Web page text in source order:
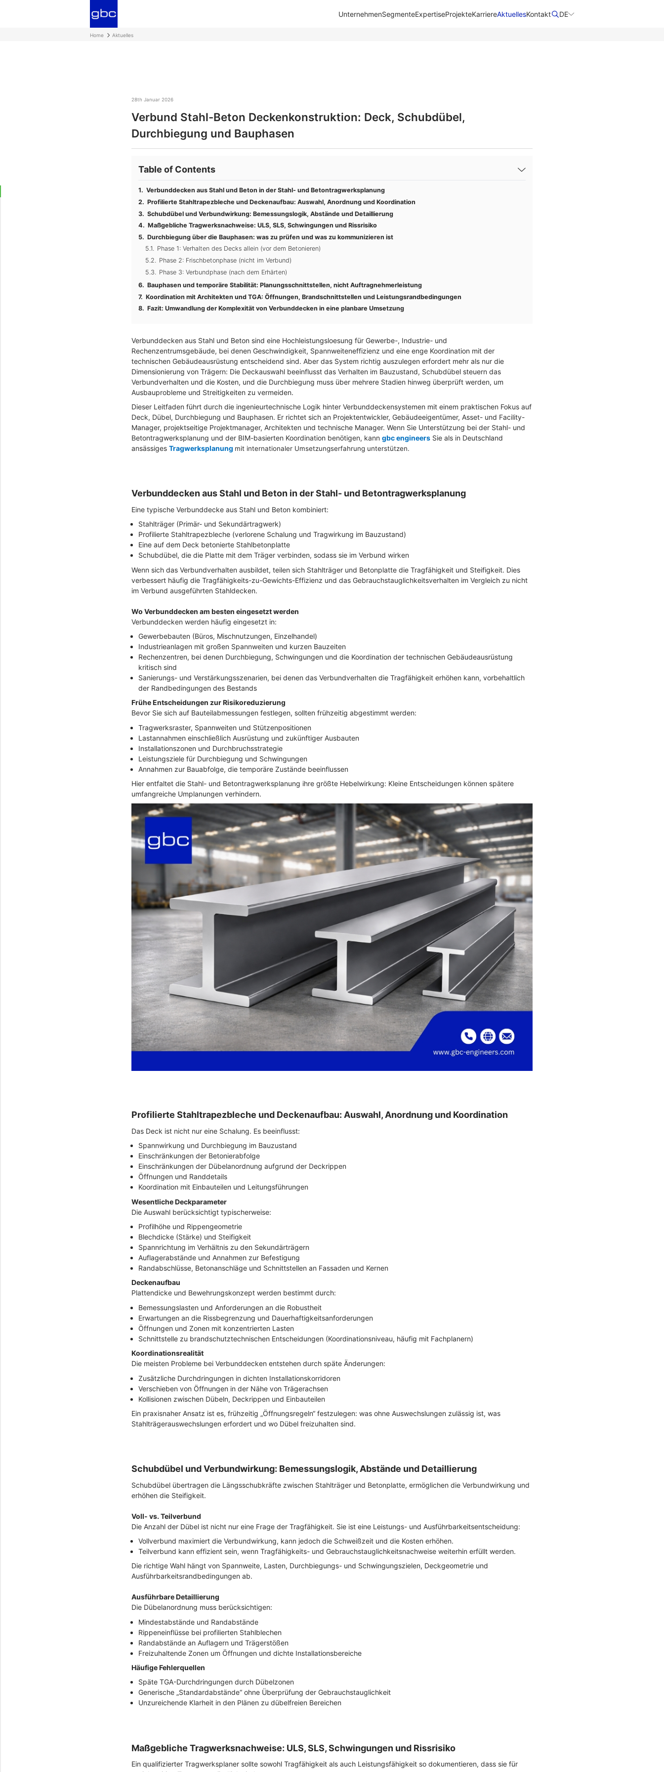
UnternehmenSegmenteExpertiseProjekteKarriereAktuellesKontakt DE
Home Aktuelles
28th Januar 2026
Verbund Stahl-Beton Deckenkonstruktion: Deck, Schubdübel,
Durchbiegung und Bauphasen
Table of Contents
Verbunddecken aus Stahl und Beton in der Stahl- und Betontragwerksplanung
Profilierte Stahltrapezbleche und Deckenaufbau: Auswahl, Anordnung und Koordination
Schubdübel und Verbundwirkung: Bemessungslogik, Abstände und Detaillierung
Maßgebliche Tragwerksnachweise: ULS, SLS, Schwingungen und Rissrisiko
Durchbiegung über die Bauphasen: was zu prüfen und was zu kommunizieren ist
Phase 1: Verhalten des Decks allein (vor dem Betonieren)
Phase 2: Frischbetonphase (nicht im Verbund)
Phase 3: Verbundphase (nach dem Erhärten)
Bauphasen und temporäre Stabilität: Planungsschnittstellen, nicht Auftragnehmerleistung
Koordination mit Architekten und TGA: Öffnungen, Brandschnittstellen und Leistungsrandbedingungen
Fazit: Umwandlung der Komplexität von Verbunddecken in eine planbare Umsetzung
Verbunddecken aus Stahl und Beton sind eine Hochleistungsloesung für Gewerbe-, Industrie- und
Rechenzentrumsgebäude, bei denen Geschwindigkeit, Spannweiteneffizienz und eine enge Koordination mit der
technischen Gebäudeausrüstung entscheidend sind. Aber das System richtig auszulegen erfordert mehr als nur die
Dimensionierung von Trägern: Die Deckauswahl beeinflusst das Verhalten im Bauzustand, Schubdübel steuern das
Verbundverhalten und die Kosten, und die Durchbiegung muss über mehrere Stadien hinweg überprüft werden, um
Ausbauprobleme und Streitigkeiten zu vermeiden.
Dieser Leitfaden führt durch die ingenieurtechnische Logik hinter Verbunddeckensystemen mit einem praktischen Fokus auf
Deck, Dübel, Durchbiegung und Bauphasen. Er richtet sich an Projektentwickler, Gebäudeeigentümer, Asset- und Facility-
Manager, projektseitige Projektmanager, Architekten und technische Manager. Wenn Sie Unterstützung bei der Stahl- und
Betontragwerksplanung und der BIM-basierten Koordination benötigen, kann gbc engineers Sie als in Deutschland
ansässiges Tragwerksplanung mit internationaler Umsetzungserfahrung unterstützen.
Verbunddecken aus Stahl und Beton in der Stahl- und Betontragwerksplanung
Eine typische Verbunddecke aus Stahl und Beton kombiniert:
Stahlträger (Primär- und Sekundärtragwerk)
Profilierte Stahltrapezbleche (verlorene Schalung und Tragwirkung im Bauzustand)
Eine auf dem Deck betonierte Stahlbetonplatte
Schubdübel, die die Platte mit dem Träger verbinden, sodass sie im Verbund wirken
Wenn sich das Verbundverhalten ausbildet, teilen sich Stahlträger und Betonplatte die Tragfähigkeit und Steifigkeit. Dies
verbessert häufig die Tragfähigkeits-zu-Gewichts-Effizienz und das Gebrauchstauglichkeitsverhalten im Vergleich zu nicht
im Verbund ausgeführten Stahldecken.
Wo Verbunddecken am besten eingesetzt werden
Verbunddecken werden häufig eingesetzt in:
Gewerbebauten (Büros, Mischnutzungen, Einzelhandel)
Industrieanlagen mit großen Spannweiten und kurzen Bauzeiten
Rechenzentren, bei denen Durchbiegung, Schwingungen und die Koordination der technischen Gebäudeausrüstung
kritisch sind
Sanierungs- und Verstärkungsszenarien, bei denen das Verbundverhalten die Tragfähigkeit erhöhen kann, vorbehaltlich
der Randbedingungen des Bestands
Frühe Entscheidungen zur Risikoreduzierung
Bevor Sie sich auf Bauteilabmessungen festlegen, sollten frühzeitig abgestimmt werden:
Tragwerksraster, Spannweiten und Stützenpositionen
Lastannahmen einschließlich Ausrüstung und zukünftiger Ausbauten
Installationszonen und Durchbruchsstrategie
Leistungsziele für Durchbiegung und Schwingungen
Annahmen zur Bauabfolge, die temporäre Zustände beeinflussen
Hier entfaltet die Stahl- und Betontragwerksplanung ihre größte Hebelwirkung: Kleine Entscheidungen können spätere
umfangreiche Umplanungen verhindern.
Profilierte Stahltrapezbleche und Deckenaufbau: Auswahl, Anordnung und Koordination
Das Deck ist nicht nur eine Schalung. Es beeinflusst:
Spannwirkung und Durchbiegung im Bauzustand
Einschränkungen der Betonierabfolge
Einschränkungen der Dübelanordnung aufgrund der Deckrippen
Öffnungen und Randdetails
Koordination mit Einbauteilen und Leitungsführungen
Wesentliche Deckparameter
Die Auswahl berücksichtigt typischerweise:
Profilhöhe und Rippengeometrie
Blechdicke (Stärke) und Steifigkeit
Spannrichtung im Verhältnis zu den Sekundärträgern
Auflagerabstände und Annahmen zur Befestigung
Randabschlüsse, Betonanschläge und Schnittstellen an Fassaden und Kernen
Deckenaufbau
Plattendicke und Bewehrungskonzept werden bestimmt durch:
Bemessungslasten und Anforderungen an die Robustheit
Erwartungen an die Rissbegrenzung und Dauerhaftigkeitsanforderungen
Öffnungen und Zonen mit konzentrierten Lasten
Schnittstelle zu brandschutztechnischen Entscheidungen (Koordinationsniveau, häufig mit Fachplanern)
Koordinationsrealität
Die meisten Probleme bei Verbunddecken entstehen durch späte Änderungen:
Zusätzliche Durchdringungen in dichten Installationskorridoren
Verschieben von Öffnungen in der Nähe von Trägerachsen
Kollisionen zwischen Dübeln, Deckrippen und Einbauteilen
Ein praxisnaher Ansatz ist es, frühzeitig „Öffnungsregeln“ festzulegen: was ohne Auswechslungen zulässig ist, was
Stahlträgerauswechslungen erfordert und wo Dübel freizuhalten sind.
Schubdübel und Verbundwirkung: Bemessungslogik, Abstände und Detaillierung
Schubdübel übertragen die Längsschubkräfte zwischen Stahlträger und Betonplatte, ermöglichen die Verbundwirkung und
erhöhen die Steifigkeit.
Voll- vs. Teilverbund
Die Anzahl der Dübel ist nicht nur eine Frage der Tragfähigkeit. Sie ist eine Leistungs- und Ausführbarkeitsentscheidung:
Vollverbund maximiert die Verbundwirkung, kann jedoch die Schweißzeit und die Kosten erhöhen.
Teilverbund kann effizient sein, wenn Tragfähigkeits- und Gebrauchstauglichkeitsnachweise weiterhin erfüllt werden.
Die richtige Wahl hängt von Spannweite, Lasten, Durchbiegungs- und Schwingungszielen, Deckgeometrie und
Ausführbarkeitsrandbedingungen ab.
Ausführbare Detaillierung
Die Dübelanordnung muss berücksichtigen:
Mindestabstände und Randabstände
Rippeneinflüsse bei profilierten Stahlblechen
Randabstände an Auflagern und Trägerstößen
Freizuhaltende Zonen um Öffnungen und dichte Installationsbereiche
Häufige Fehlerquellen
Späte TGA-Durchdringungen durch Dübelzonen
Generische „Standardabstände“ ohne Überprüfung der Gebrauchstauglichkeit
Unzureichende Klarheit in den Plänen zu dübelfreien Bereichen
Maßgebliche Tragwerksnachweise: ULS, SLS, Schwingungen und Rissrisiko
Ein qualifizierter Tragwerksplaner sollte sowohl Tragfähigkeit als auch Leistungsfähigkeit so dokumentieren, dass sie für